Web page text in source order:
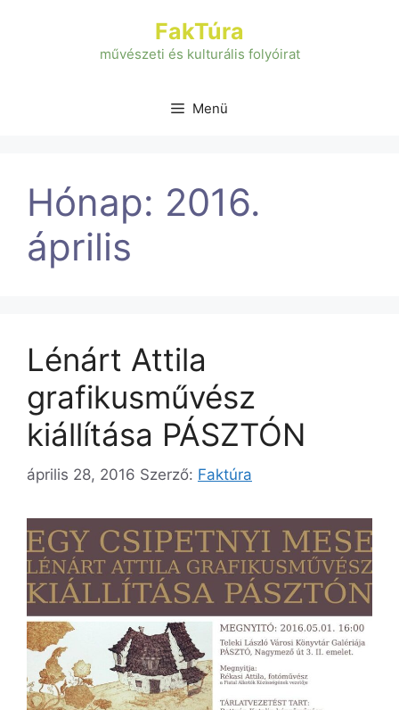
FakTúra
művészeti és kulturális folyóirat
Menü
Hónap: 2016.
április
Lénárt Attila
grafikusművész
kiállítása PÁSZTÓN
április 28, 2016 Szerző: Faktúra